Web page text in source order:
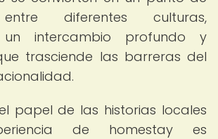
diferentes culturas,
un intercambio profundo y
trasciende las barreras del
papel de las historias locales
de homestay es